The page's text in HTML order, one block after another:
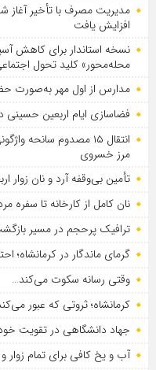
مدیریت مصرف با تأخیر
افزایش یافت
نسخه استاندار برای کاهش
محله‌محور» کلید تحول
مدارس از اول مهر به‌صورت
فضاسازی ایام اربعین حسینی
انتقال ۱۵ مصدوم سانحه
مرز خسروی
تأمین بی‌وقفه آرد و نان زوار
نان کامل از کارخانه تا
ترافیک پرحجم در مسیر
گرمای ماندگار در کرمانشاه؛
وقتی رسانه سکوت می‌کند…
کرمانشاه؛ ثروتی که عبور
جهاد دانشگاهی در تقویت
آب و یخ کافی برای تمام